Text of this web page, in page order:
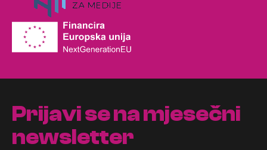
Prijavi se na mjesečni
newsletter